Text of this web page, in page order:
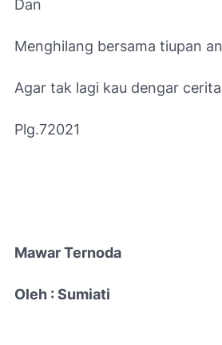
Dan
Menghilang bersama tiupan
Agar tak lagi kau dengar cerita
Plg.72021
Mawar Ternoda
Oleh : Sumiati